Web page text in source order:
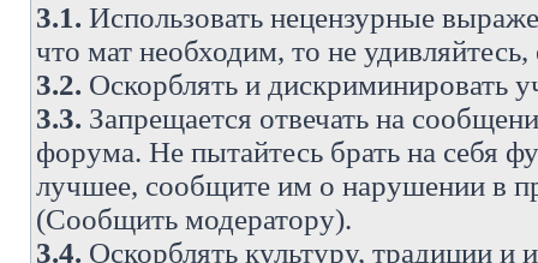
3.1. Использовать нецензурные
что мат необходим, то не
3.2. Оскорблять и дискриминировать
3.3. Запрещается отвечать на
форума. Не пытайтесь брать на себя
лучшее, сообщите им о нарушении в
(Сообщить модератору).
3.4. Оскорблять культуру, традиции